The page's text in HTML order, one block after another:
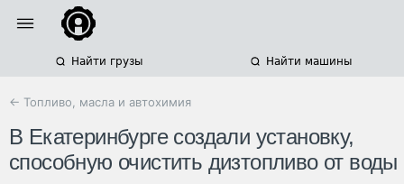
Найти грузы Найти машины
← Топливо, масла и автохимия
В Екатеринбурге создали установку,
способную очистить дизтопливо от воды